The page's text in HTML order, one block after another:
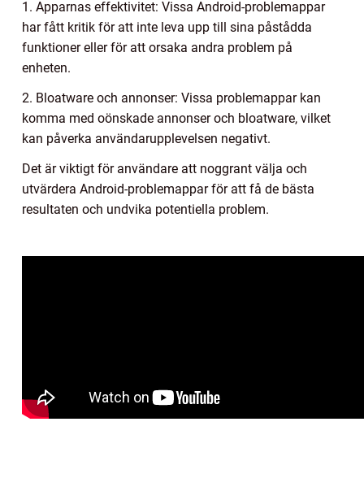
1. Apparnas effektivitet: Vissa Android-problemappar
har fått kritik för att inte leva upp till sina påstådda
funktioner eller för att orsaka andra problem på
enheten.
2. Bloatware och annonser: Vissa problemappar kan
komma med oönskade annonser och bloatware, vilket
kan påverka användarupplevelsen negativt.
Det är viktigt för användare att noggrant välja och
utvärdera Android-problemappar för att få de bästa
resultaten och undvika potentiella problem.